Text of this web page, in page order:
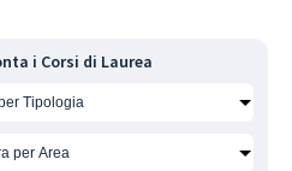
i Corsi di Laurea